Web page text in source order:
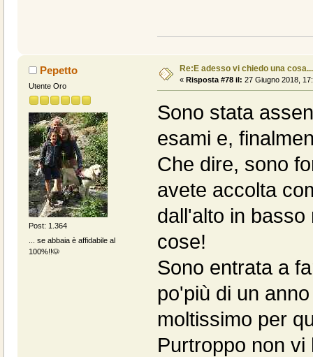
Pepetto
Utente Oro
Post: 1.364
... se abbaia è affidabile al
100%!!🐶
Re:E adesso vi chiedo una
« Risposta #78 il: 27 Giugno 2018,
Sono stata
esami e,
Che dire, sono
avete accolta
dall'alto in basso
cose!
Sono entrata a
po'più di un
moltissimo per
Purtroppo non